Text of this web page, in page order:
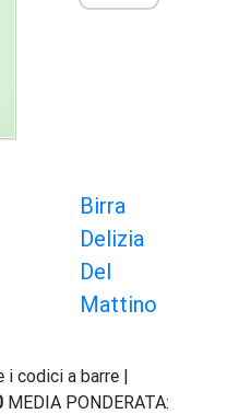
Birra
Delizia
Del
Mattino
i codici a barre |
MEDIA PONDERATA: